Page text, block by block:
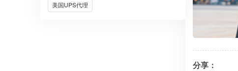
美国UPS代理
分享：